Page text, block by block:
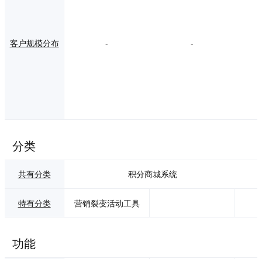
客户规模分布 - -
分类
共有分类 积分商城系统
特有分类 营销裂变活动工具
功能